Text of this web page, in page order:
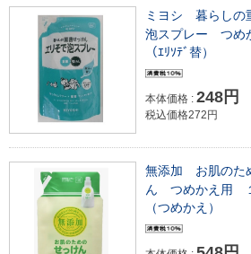
ミヨシ 暮らしの
泡スプレー つめ
（ｴﾘｿﾃﾞ替）
本体価格 : 248円
税込価格272円
無添加 お肌のた
ん つめかえ用
（つめかえ）